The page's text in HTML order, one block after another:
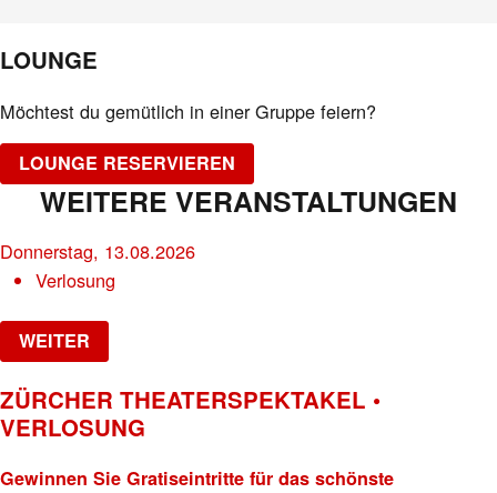
LOUNGE
Möchtest du gemütlich in einer Gruppe feiern?
LOUNGE RESERVIEREN
WEITERE VERANSTALTUNGEN
Donnerstag, 13.08.2026
Verlosung
WEITER
ZÜRCHER THEATERSPEKTAKEL •
VERLOSUNG
Gewinnen Sie Gratiseintritte für das schönste